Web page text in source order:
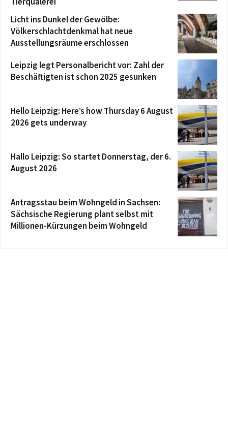
Licht ins Dunkel der Gewölbe:
Völkerschlachtdenkmal hat neue
Ausstellungsräume erschlossen
Leipzig legt Personalbericht vor: Zahl der
Beschäftigten ist schon 2025 gesunken
Hello Leipzig: Here’s how Thursday 6 August
2026 gets underway
Hallo Leipzig: So startet Donnerstag, der 6.
August 2026
Antragsstau beim Wohngeld in Sachsen:
Sächsische Regierung plant selbst mit
Millionen-Kürzungen beim Wohngeld